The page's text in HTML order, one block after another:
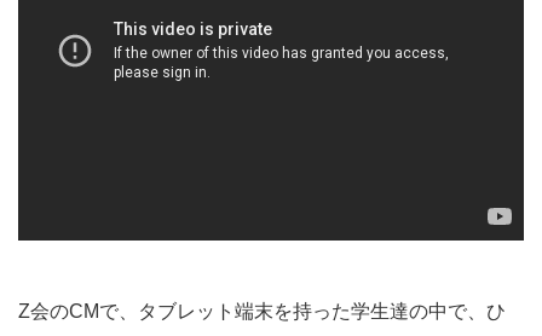
Z会のCMで、タブレット端末を持った学生達の中で、ひ